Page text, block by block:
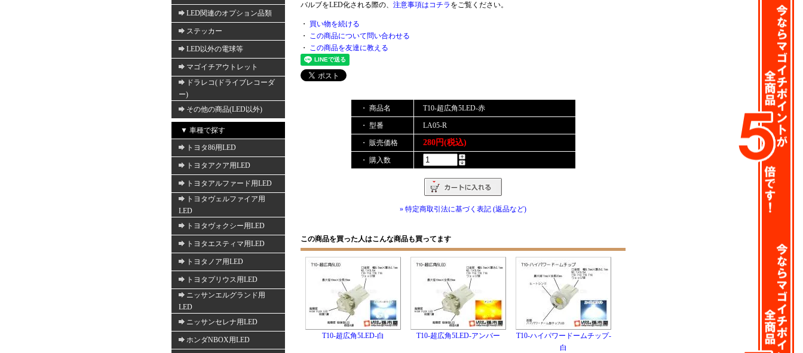
LED関連のオプション品類
ステッカー
LED以外の電球等
マゴイチアウトレット
ドラレコ(ドライブレコーダ
ー)
その他の商品(LED以外)
▼ 車種で探す
トヨタ86用LED
トヨタアクア用LED
トヨタアルファード用LED
トヨタヴェルファイア用
LED
トヨタヴォクシー用LED
トヨタエスティマ用LED
トヨタノア用LED
トヨタプリウス用LED
ニッサンエルグランド用
LED
ニッサンセレナ用LED
ホンダNBOX用LED
バルブをLED化される際の、 注意事項はコチラ をご覧ください。
・ 買い物を続ける
・ この商品について問い合わせる
・ この商品を友達に教える
・ 商品名 T10-超広角5LED-赤
・ 型番 LA05-R
・ 販売価格 280円(税込)
・ 購入数
» 特定商取引法に基づく表記 (返品など)
この商品を買った人はこんな商品も買ってます
T10-超広角5LED-白 T10-超広角5LED-アンバー
T10-ハイパワードームチップ-
白